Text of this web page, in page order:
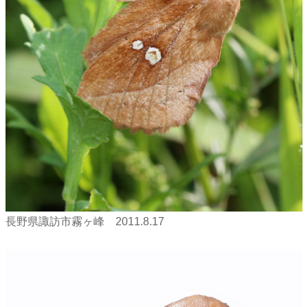
長野県諏訪市霧ヶ峰 2011.8.17